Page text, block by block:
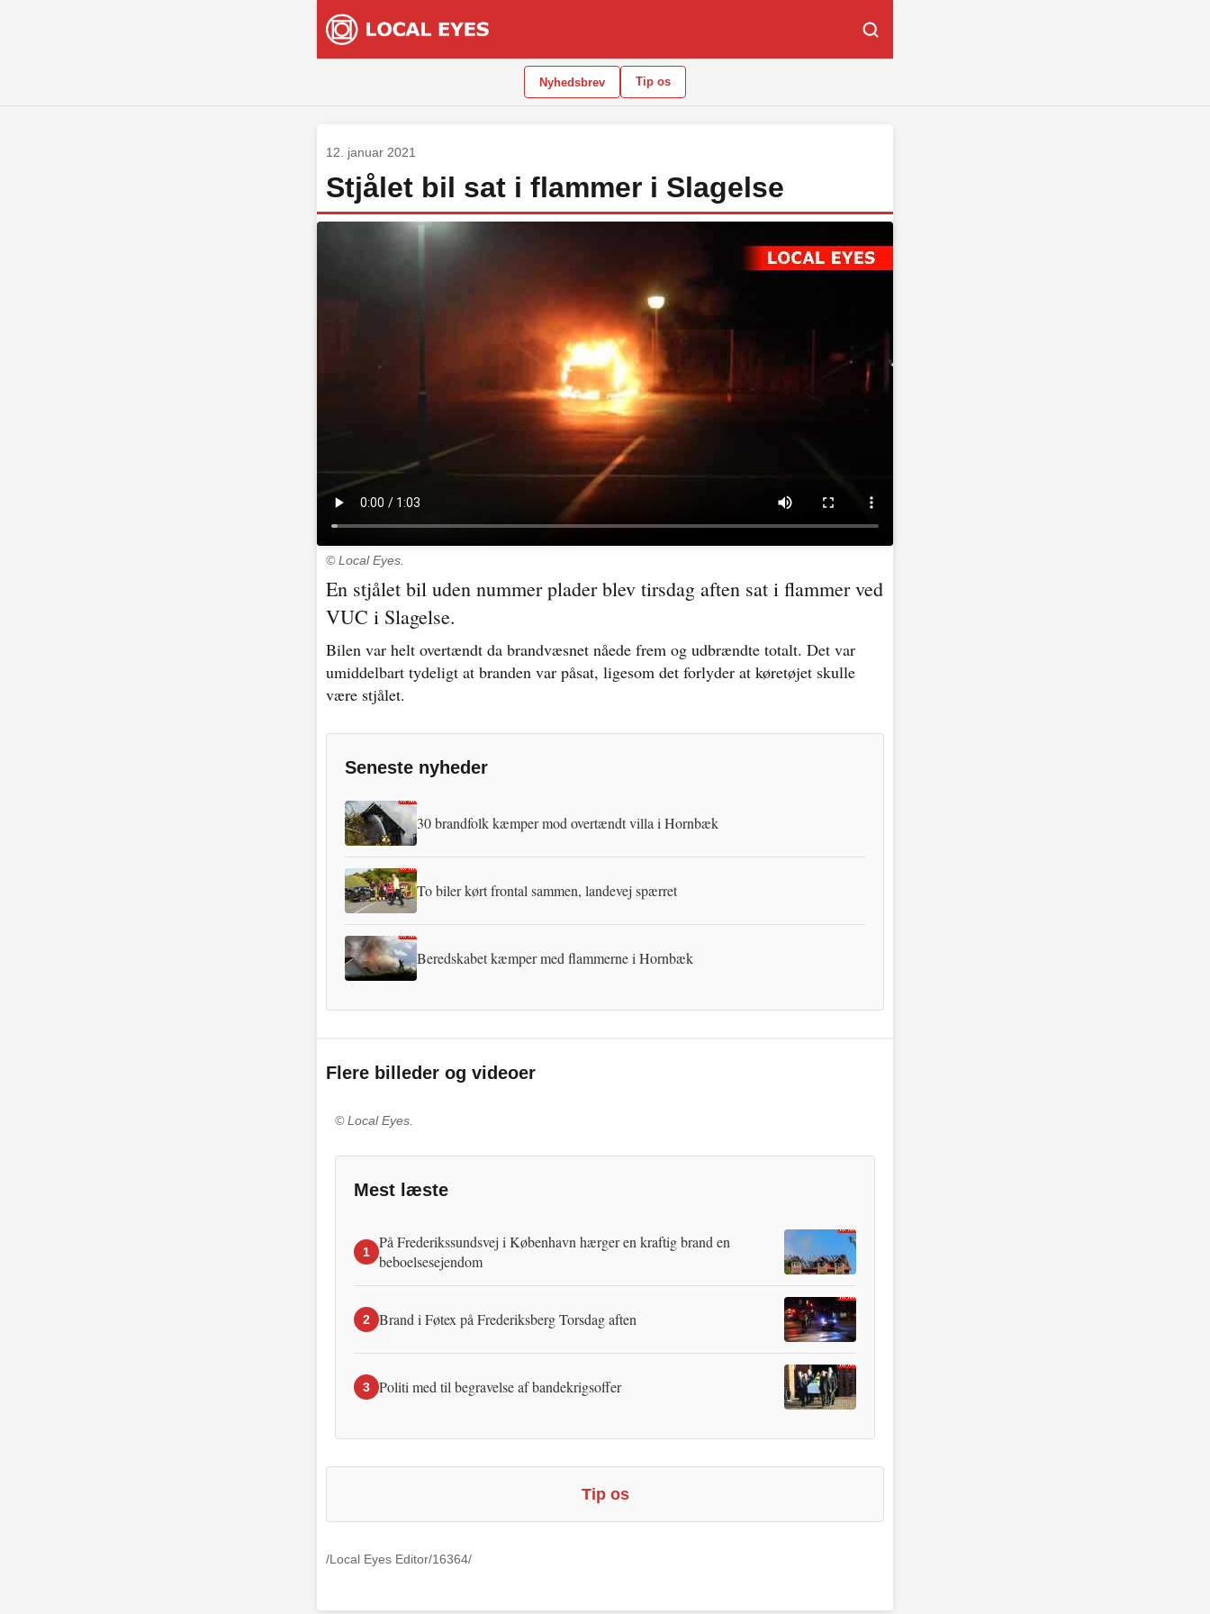
Nyhedsbrev Tip os
12. januar 2021
Stjålet bil sat i flammer i Slagelse
© Local Eyes.
En stjålet bil uden nummer plader blev tirsdag aften sat i flammer ved
VUC i Slagelse.
Bilen var helt overtændt da brandvæsnet nåede frem og udbrændte totalt. Det var
umiddelbart tydeligt at branden var påsat, ligesom det forlyder at køretøjet skulle
være stjålet.
Seneste nyheder
30 brandfolk kæmper mod overtændt villa i Hornbæk
To biler kørt frontal sammen, landevej spærret
Beredskabet kæmper med flammerne i Hornbæk
Flere billeder og videoer
© Local Eyes.
Mest læste
1
På Frederikssundsvej i København hærger en kraftig brand en
beboelsesejendom
2 Brand i Føtex på Frederiksberg Torsdag aften
3 Politi med til begravelse af bandekrigsoffer
Tip os
/Local Eyes Editor/16364/